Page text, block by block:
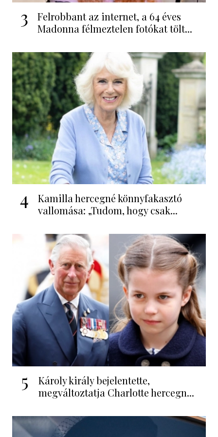
3
Felrobbant az internet, a 64 éves
Madonna félmeztelen fotókat tölt...
4
Kamilla hercegné könnyfakasztó
vallomása: „Tudom, hogy csak...
5
Károly király bejelentette,
megváltoztatja Charlotte hercegn...